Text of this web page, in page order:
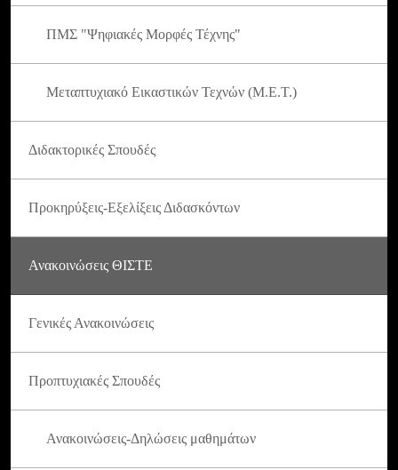
ΠΜΣ "Ψηφιακές Μορφές Τέχνης"
Μεταπτυχιακό Εικαστικών Τεχνών (Μ.Ε.Τ.)
Διδακτορικές Σπουδές
Προκηρύξεις-Εξελίξεις Διδασκόντων
Ανακοινώσεις ΘΙΣΤΕ
Γενικές Ανακοινώσεις
Προπτυχιακές Σπουδές
Ανακοινώσεις-Δηλώσεις μαθημάτων